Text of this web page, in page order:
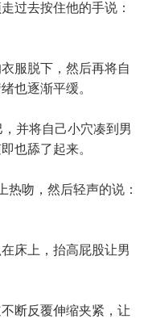
过去按住他的手说：
服脱下，然后再将自
也逐渐平缓。
并将自己小穴凑到男
也舔了起来。
热吻，然后轻声的说：
床上，抬高屁股让男
断反覆伸缩夹紧，让